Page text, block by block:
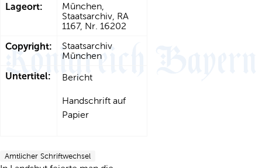
Lageort:
München,
Staatsarchiv, RA
1167, Nr. 16202
Copyright:
Staatsarchiv
München
Untertitel: Bericht
Handschrift auf
Papier
Amtlicher Schriftwechsel